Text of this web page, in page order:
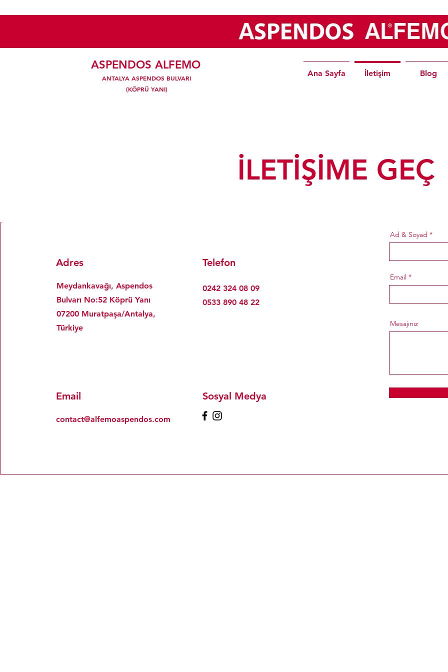
ASPENDOS ALFEMO
ANTALYA ASPENDOS BULVARI
(KÖPRÜ YANI)
Ana Sayfa İletişim Blog
İLETİŞİME GEÇ
Adres
Meydankavağı, Aspendos
Bulvarı No:52 Köprü Yanı
07200 Muratpaşa/Antalya,
Türkiye
Email
contact@alfemoaspendos.com
Telefon
0242 324 08 09
0533 890 48 22
Sosyal Medya
Ad & Soyad
Email
Mesajınız